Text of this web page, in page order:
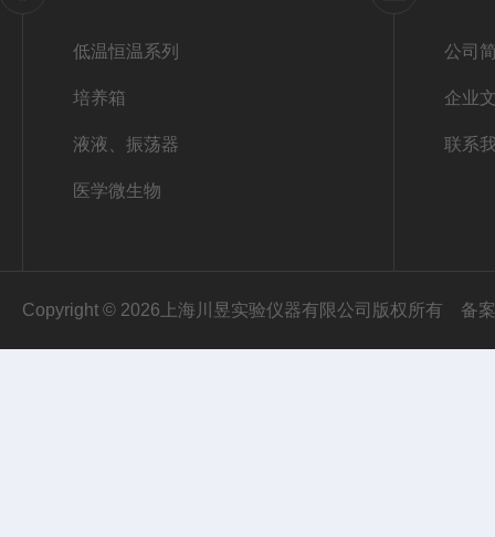
低温恒温系列
培养箱
液液、振荡器
医学微生物
公司
企业
联系
Copyright © 2026上海川昱实验仪器有限公司版权所有 备